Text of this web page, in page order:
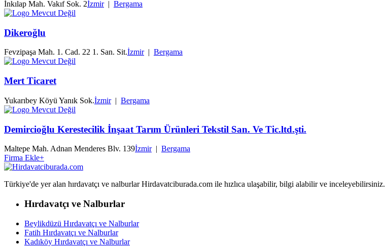
İnkılap Mah. Vakıf Sok. 2İzmir| Bergama
Dikeroğlu
Fevzipaşa Mah. 1. Cad. 22 1. San. Sit.İzmir| Bergama
Mert Ticaret
Yukarıbey Köyü Yanık Sok.İzmir| Bergama
Demircioğlu Kerestecilik İnşaat Tarım Ürünleri Tekstil San. Ve Tic.ltd.şti.
Maltepe Mah. Adnan Menderes Blv. 139İzmir| Bergama
Firma Ekle+
Türkiye'de yer alan hırdavatçı ve nalburlar Hirdavatciburada.com ile hızlıca ulaşabilir, bilgi alabilir ve inceleyebilirsiniz.
Hırdavatçı ve Nalburlar
Beylikdüzü Hırdavatçı ve Nalburlar
Fatih Hırdavatçı ve Nalburlar
Kadıköy Hırdavatçı ve Nalburlar